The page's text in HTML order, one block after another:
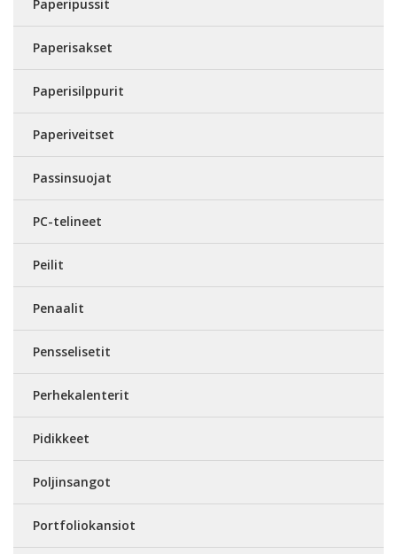
Paperipussit
Paperisakset
Paperisilppurit
Paperiveitset
Passinsuojat
PC-telineet
Peilit
Penaalit
Pensselisetit
Perhekalenterit
Pidikkeet
Poljinsangot
Portfoliokansiot